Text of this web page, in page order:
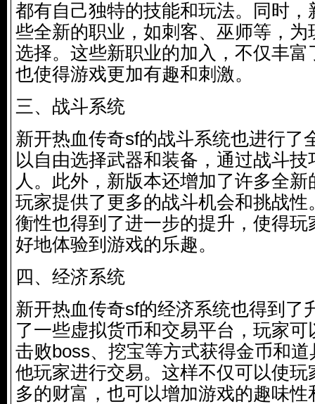
都有自己独特的技能和玩法。同时，
些全新的职业，如刺客、巫师等，为
选择。这些新职业的加入，不仅丰富
也使得游戏更加有趣和刺激。
三、战斗系统
新开热血传奇sf的战斗系统也进行了
以自由选择武器和装备，通过战斗
人。此外，新版本还增加了许多全
玩家提供了更多的战斗机会和挑战性
衡性也得到了进一步的提升，使得玩
好地体验到游戏的乐趣。
四、经济系统
新开热血传奇sf的经济系统也得到了
了一些虚拟货币和交易平台，玩家
击败boss、挖宝等方式获得金币和
他玩家进行交易。这样不仅可以使玩
多的财富，也可以增加游戏的趣味性